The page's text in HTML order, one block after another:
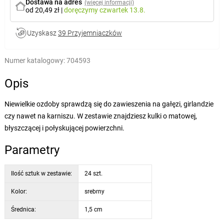
Dostawa na adres (więcej informacji)
od 20,49 zł |doręczymyczwartek 13.8.
Uzyskasz 39 Przyjemniaczków
Numer katalogowy:704593
Opis
Niewielkie ozdoby sprawdzą się do zawieszenia na gałęzi, girlandzie
czy nawet na karniszu. W zestawie znajdziesz kulki o matowej,
błyszczącej i połyskującej powierzchni.
Parametry
Ilość sztuk w zestawie: 24 szt.
Kolor: srebrny
Średnica: 1,5 cm